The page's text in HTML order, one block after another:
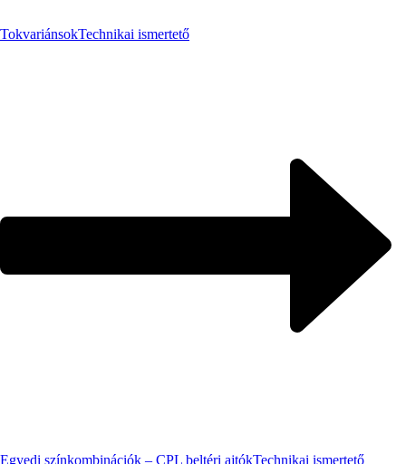
TokvariánsokTechnikai ismertető
Egyedi színkombinációk – CPL beltéri ajtókTechnikai ismertető